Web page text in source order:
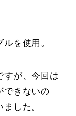
を使用。
すが、今回は
できないの
した。